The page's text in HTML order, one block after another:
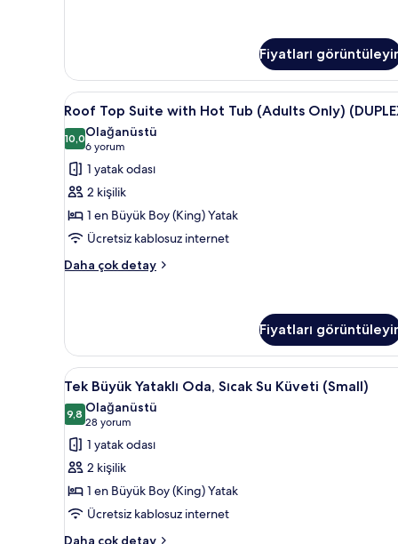
Sıcak
Su
Küveti
hakkında
daha
fazla
detay
Fiyatları
Roof
Top
Suite
with
Hot
Tub
(Adults
Only)
(DUPLEX)
görün
Roof Top Suite with Hot Tub
5
Roof Top Suite with Hot Tub (Adults Only)
10,010,0 / 10
Olağanüstü
6 yorum
(6
yorum)
1 yatak odası
2 kişilik
1 en Büyük Boy (King) Yatak
Ücretsiz kablosuz internet
Daha çok detay
Roof
Tub
(Adults
Only)
(DUPLEX)
hakkında
daha
fazla
detay
Fiyatları
Tek
Büyük
Yataklı
Oda,
Sıcak
Su
Küveti
(Small)
için
Tek Büyük Yataklı Oda,
2
Tek Büyük Yataklı Oda, Sıcak Su Küveti (Small)
9,89,8 / 10
Olağanüstü
28 yorum
(28
yorum)
1 yatak odası
2 kişilik
1 en Büyük Boy (King) Yatak
Ücretsiz kablosuz internet
Daha çok detay
Tek